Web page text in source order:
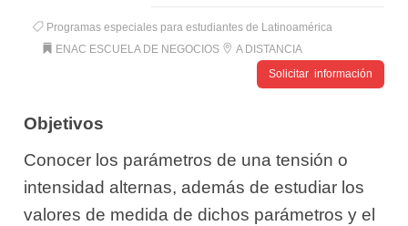
Programas especiales para estudiantes de Latinoamérica
ENAC ESCUELA DE NEGOCIOS
A DISTANCIA
Solicitar información
Objetivos
Conocer los parámetros de una tensión o
intensidad alternas, además de estudiar los
valores de medida de dichos parámetros y el